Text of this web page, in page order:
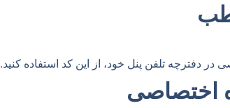
دفترچه تلفن پنل خود، از این کد استفاده کنید.
اختصاصی